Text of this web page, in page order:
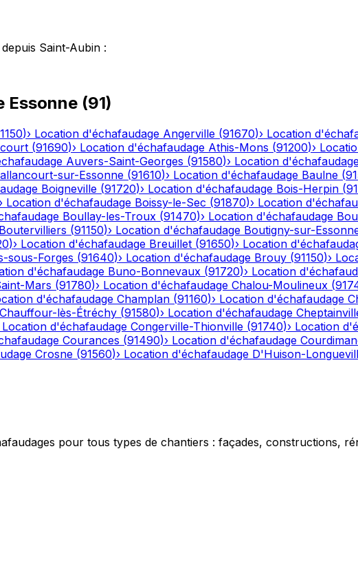
Saint-Aubin :
Essonne (91)
)› Location d'échafaudage Angerville (91670)› Location
(91690)› Location d'échafaudage Athis-Mons (91200)›
Auvers-Saint-Georges (91580)› Location
sur-Essonne (91610)› Location d'échafaudage Baulne (
Boigneville (91720)› Location d'échafaudage Bois-Herpin (
› Location d'échafaudage Boissy-le-Sec (91870)› Location
Boullay-les-Troux (91470)› Location d'échafaudage
Boutervilliers (91150)› Location d'échafaudage Boutigny-sur-
)› Location d'échafaudage Breuillet (91650)› Location
sous-Forges (91640)› Location d'échafaudage Brouy (91150)›
d'échafaudage Buno-Bonnevaux (91720)› Location
Mars (91780)› Location d'échafaudage Chalou-Moulineux (
d'échafaudage Champlan (91160)› Location d'échafaudage
Chauffour-lès-Étréchy (91580)› Location d'échafaudage
Location d'échafaudage Congerville-Thionville (91740)› Location
Courances (91490)› Location d'échafaudage
Crosne (91560)› Location d'échafaudage D'Huison-
pour tous types de chantiers : façades, constructions,